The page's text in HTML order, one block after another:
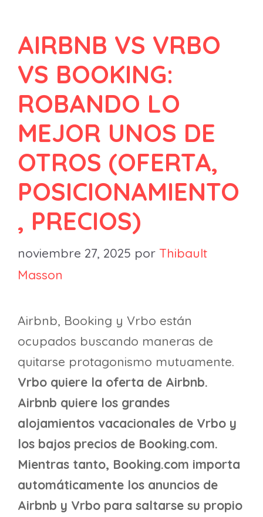
AIRBNB VS VRBO
VS BOOKING:
ROBANDO LO
MEJOR UNOS DE
OTROS (OFERTA,
POSICIONAMIENTO
, PRECIOS)
noviembre 27, 2025 por Thibault
Masson
Airbnb, Booking y Vrbo están
ocupados buscando maneras de
quitarse protagonismo mutuamente.
Vrbo quiere la oferta de Airbnb.
Airbnb quiere los grandes
alojamientos vacacionales de Vrbo y
los bajos precios de Booking.com.
Mientras tanto, Booking.com importa
automáticamente los anuncios de
Airbnb y Vrbo para saltarse su propio